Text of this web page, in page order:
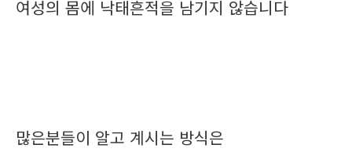
여성의 몸에 낙태흔적을 남기지 않습니다
많은분들이 알고 계시는 방식은